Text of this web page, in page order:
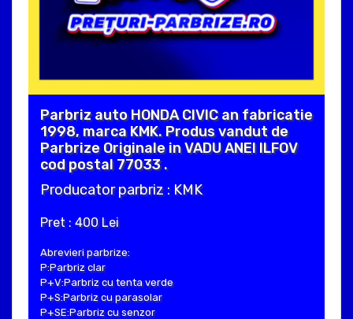
Parbriz auto HONDA CIVIC an fabricatie
1998, marca KMK. Produs vandut de
Parbrize Originale in VADU ANEI ILFOV
cod postal 77033 .
Producator parbriz : KMK
Pret : 400 Lei
Abrevieri parbrize:
P:Parbriz clar
P+V:Parbriz cu tenta verde
P+S:Parbriz cu parasolar
P+SE:Parbriz cu senzor